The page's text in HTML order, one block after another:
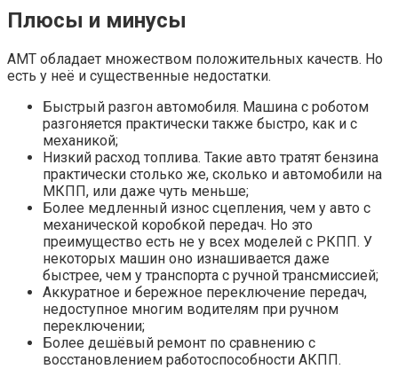
Плюсы и минусы
АМТ обладает множеством положительных качеств. Но
есть у неё и существенные недостатки.
Быстрый разгон автомобиля. Машина с роботом
разгоняется практически также быстро, как и с
механикой;
Низкий расход топлива. Такие авто тратят бензина
практически столько же, сколько и автомобили на
МКПП, или даже чуть меньше;
Более медленный износ сцепления, чем у авто с
механической коробкой передач. Но это
преимущество есть не у всех моделей с РКПП. У
некоторых машин оно изнашивается даже
быстрее, чем у транспорта с ручной трансмиссией;
Аккуратное и бережное переключение передач,
недоступное многим водителям при ручном
переключении;
Более дешёвый ремонт по сравнению с
восстановлением работоспособности АКПП.